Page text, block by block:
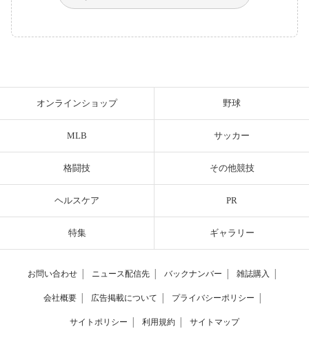
オンラインショップ 野球
MLB サッカー
格闘技 その他競技
ヘルスケア PR
特集 ギャラリー
お問い合わせ ニュース配信先 バックナンバー 雑誌購入
会社概要 広告掲載について プライバシーポリシー
サイトポリシー 利用規約 サイトマップ